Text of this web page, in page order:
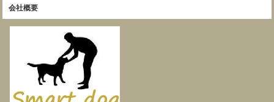
会社概要